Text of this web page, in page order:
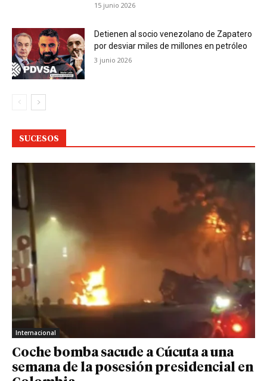
15 junio 2026
Detienen al socio venezolano de Zapatero
por desviar miles de millones en petróleo
3 junio 2026
SUCESOS
Internacional
Coche bomba sacude a Cúcuta a una
semana de la posesión presidencial en